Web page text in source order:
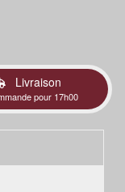
Livraison
pour 17h00